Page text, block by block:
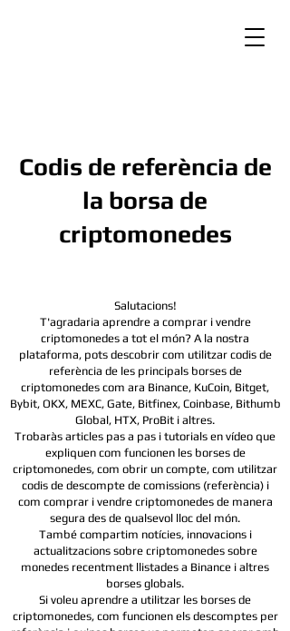
Codis de referència de
la borsa de
criptomonedes
Salutacions!
T'agradaria aprendre a comprar i vendre
criptomonedes a tot el món? A la nostra
plataforma, pots descobrir com utilitzar codis de
referència de les principals borses de
criptomonedes com ara Binance, KuCoin, Bitget,
Bybit, OKX, MEXC, Gate, Bitfinex, Coinbase, Bithumb
Global, HTX, ProBit i altres.
Trobaràs articles pas a pas i tutorials en vídeo que
expliquen com funcionen les borses de
criptomonedes, com obrir un compte, com utilitzar
codis de descompte de comissions (referència) i
com comprar i vendre criptomonedes de manera
segura des de qualsevol lloc del món.
També compartim notícies, innovacions i
actualitzacions sobre criptomonedes sobre
monedes recentment llistades a Binance i altres
borses globals.
Si voleu aprendre a utilitzar les borses de
criptomonedes, com funcionen els descomptes per